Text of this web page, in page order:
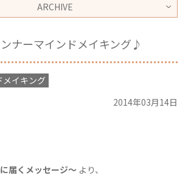
ARCHIVE
ナーマインドメイキング♪
メイキング
2014年03月14日
届くメッセージ～ より、